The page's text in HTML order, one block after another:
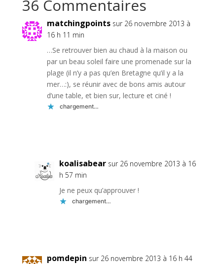
36 Commentaires
matchingpoints sur 26 novembre 2013 à
16 h 11 min
…Se retrouver bien au chaud à la maison ou
par un beau soleil faire une promenade sur la
plage (il n’y a pas qu’en Bretagne qu’il y a la
mer…:), se réunir avec de bons amis autour
d’une table, et bien sur, lecture et ciné !
chargement…
koalisabear sur 26 novembre 2013 à 16
h 57 min
Je ne peux qu’approuver !
chargement…
pomdepin sur 26 novembre 2013 à 16 h 44